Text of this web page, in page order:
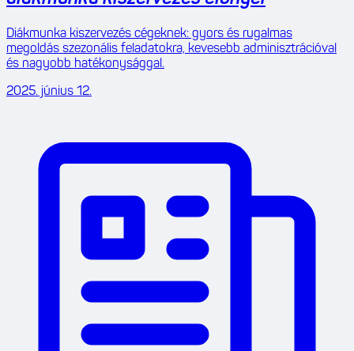
Diákmunka kiszervezés cégeknek: gyors és rugalmas
megoldás szezonális feladatokra, kevesebb adminisztrációval
és nagyobb hatékonysággal.
2025. június 12.